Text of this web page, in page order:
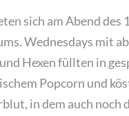
sich am Abend
Wednesdays mit
Hexen füllten in
Popcorn und
in dem auch noch